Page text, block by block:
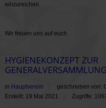
einzureichen.
Wir freuen uns auf euch
HYGIENEKONZEPT ZUR
GENERALVERSAMMLUNG
in Hauptverein
geschrieben von:
Erstellt: 19 Mai 2021
Zugriffe: